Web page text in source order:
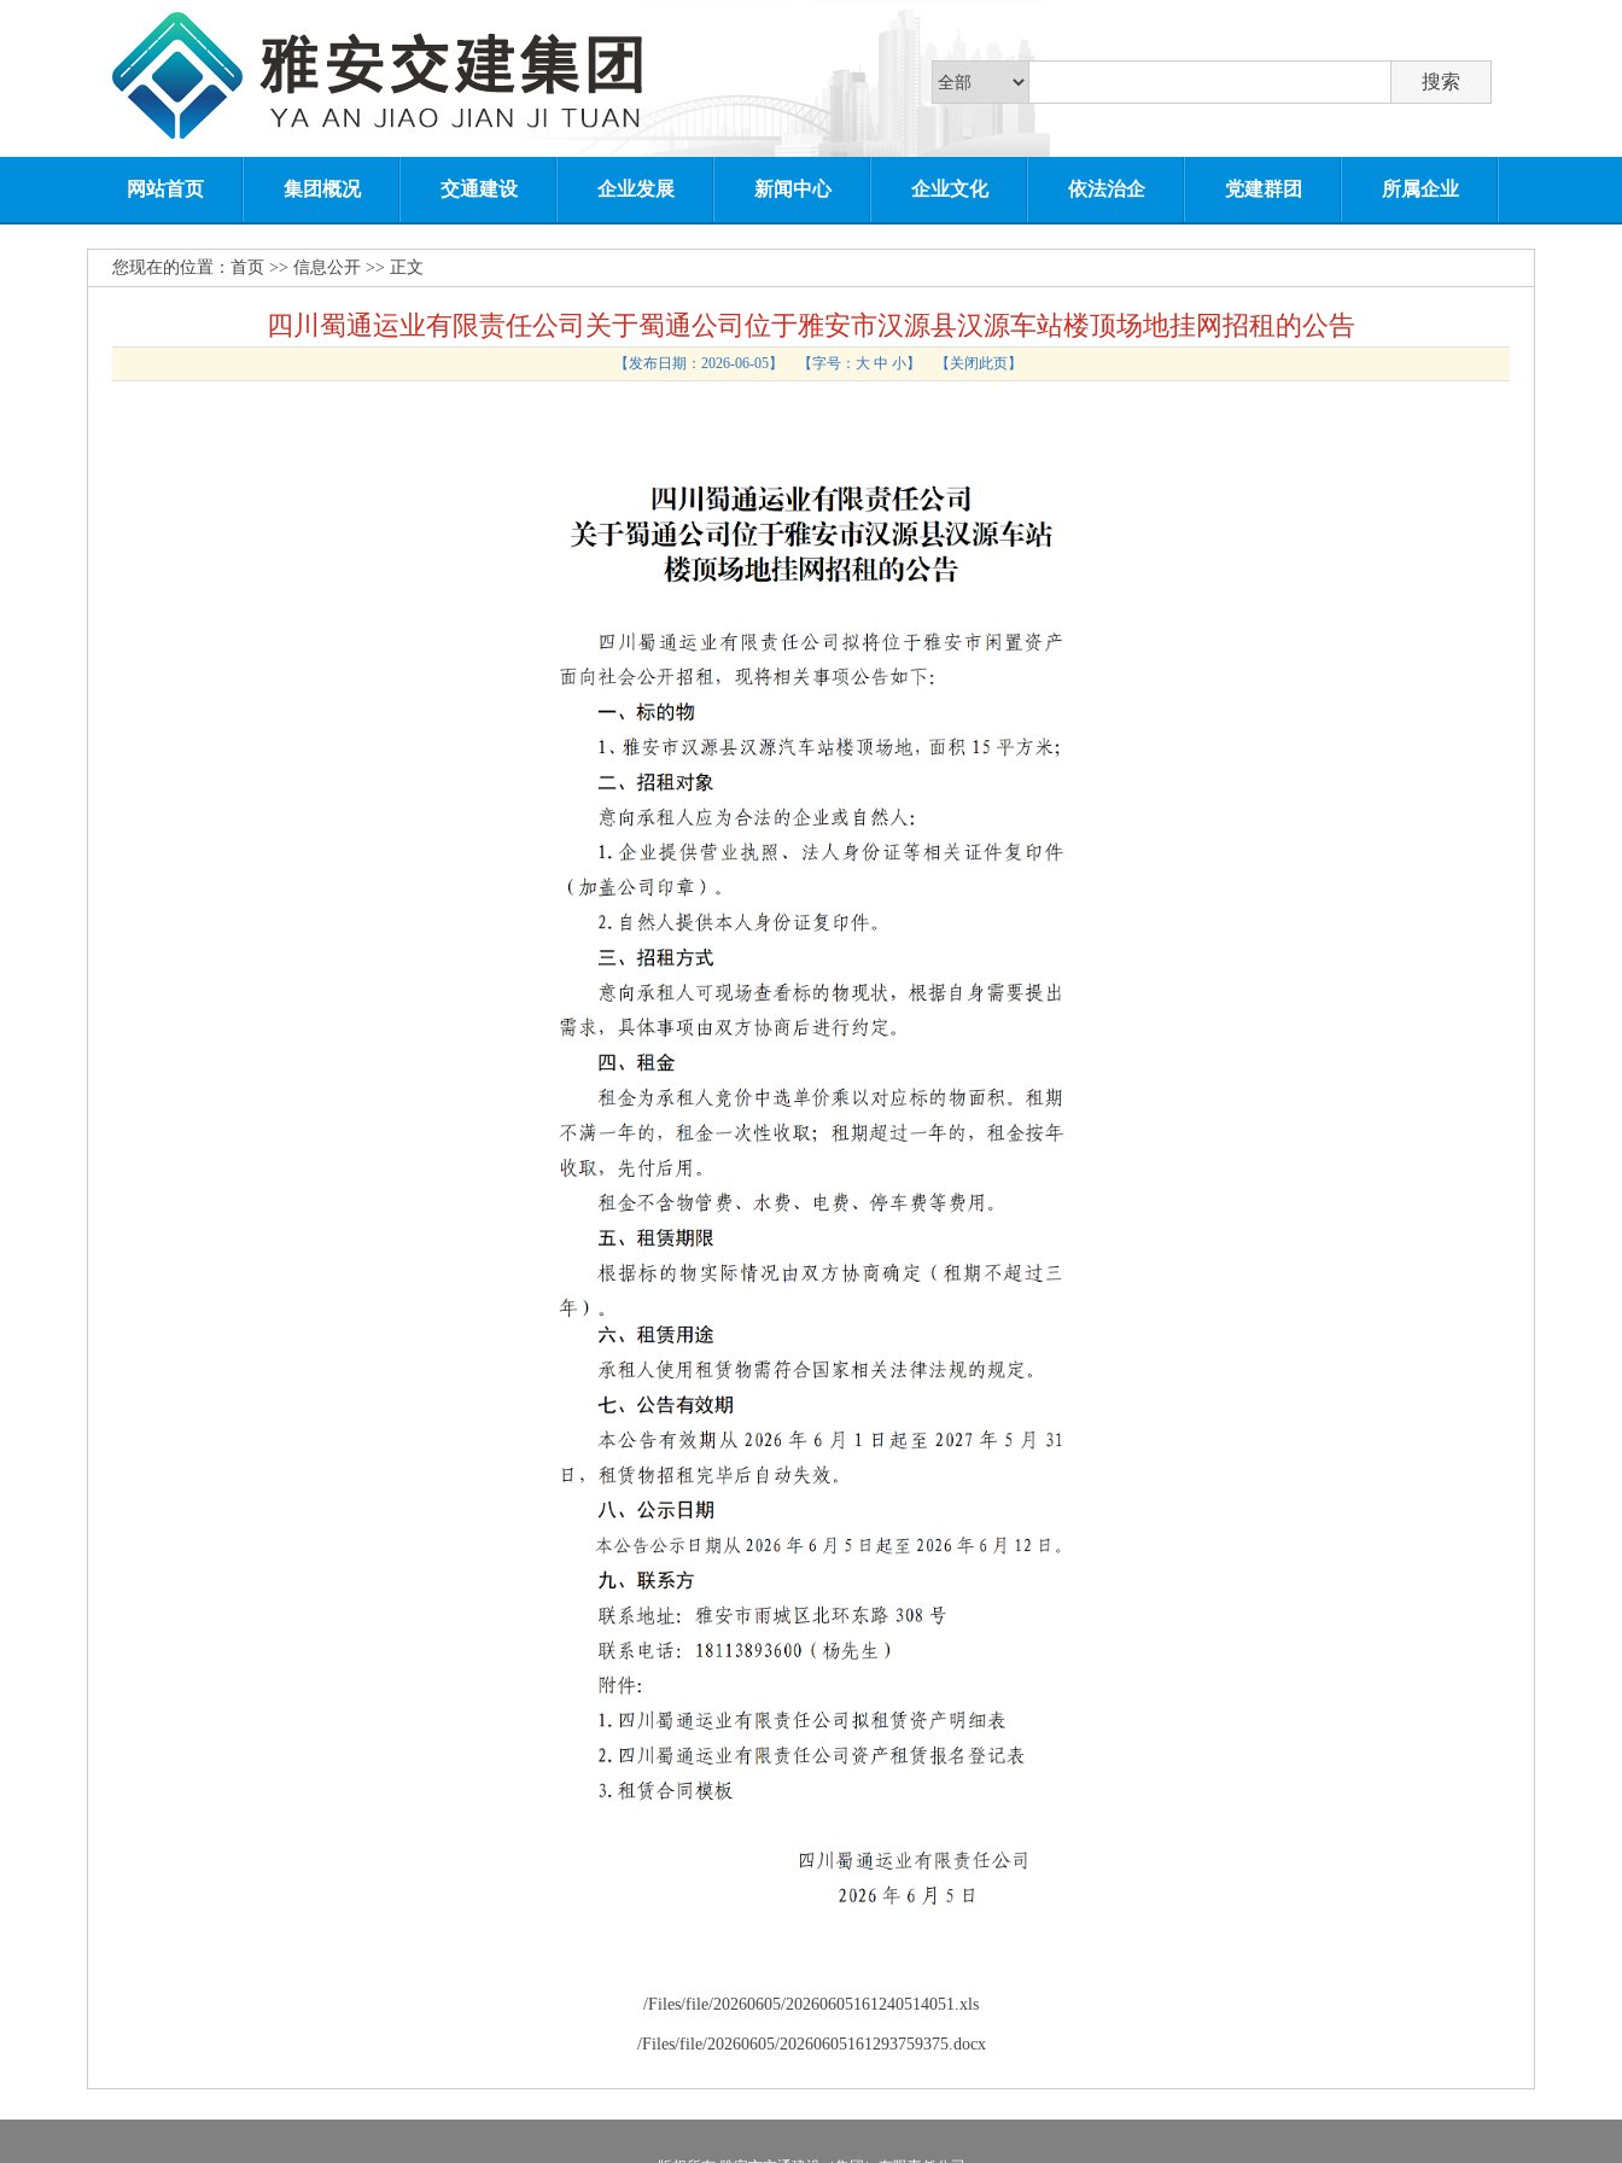
网站首页 集团概况 交通建设 企业发展 新闻中心 企业文化 依法治企 党建群团 所属企业
您现在的位置： 首页 >> 信息公开 >> 正文
四川蜀通运业有限责任公司关于蜀通公司位于雅安市汉源县汉源车站楼顶场地挂网招租的公告
【发布日期：2026-06-05】 【字号： 大 中 小】 【 关闭此页】
/Files/file/20260605/20260605161240514051.xls
/Files/file/20260605/20260605161293759375.docx